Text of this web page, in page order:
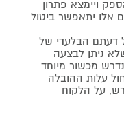
ויימצא פתרון
אלו יתאפשר ביטול
דעתם הבלעדי של
ניתן לבצעה
מכשור מיוחד
עלות ההובלה
על הלקוח